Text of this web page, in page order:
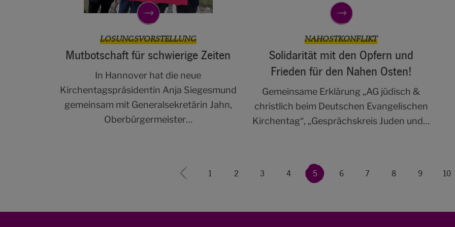
LOSUNGSVORSTELLUNG
Mutbotschaft für schwierige Zeiten
In Hannover hat die neue
Kirchentagspräsidentin Anja Siegesmund
gemeinsam mit Generalsekretärin Jahn,
Oberbürgermeister…
NAHOSTKONFLIKT
Solidarität mit den Opfern und
Frieden für den Nahen Osten!
Gemeinsame Erklärung „AG jüdisch &
christlich beim Deutschen Evangelischen
Kirchentag“, „Gesprächskreis Juden und…
« 1 2 3 4 5 6 7 8 9 10